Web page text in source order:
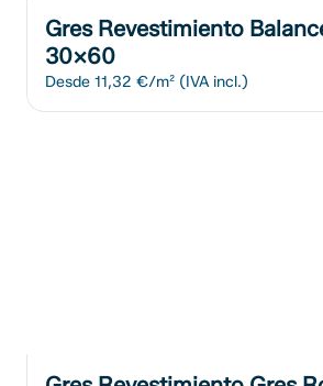
Gres Revestimiento
30x60
Desde 11,32 €/m² (IVA incl.)